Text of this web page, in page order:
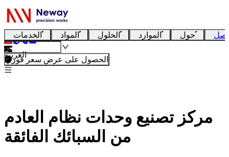
الخدمات المواد الحلول الموارد حول
العربية
الحصول على عرض سعر فوري
مركز تصنيع وحدات نظام العادم
من السبائك الفائقة